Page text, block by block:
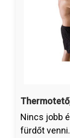
Nincs jobb
fürdőt